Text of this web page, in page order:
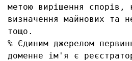
метою вирішення спорів,
визначення майнових та
тощо.
% Єдиним джерелом
доменне ім'я є